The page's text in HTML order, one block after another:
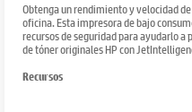
Obtenga un rendimiento y velocidad
oficina. Esta impresora de bajo
recursos de seguridad para ayudarlo a
de tóner originales HP con
Recursos